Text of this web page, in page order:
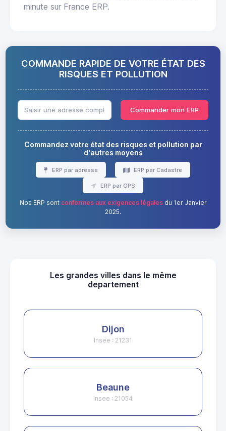
minute sur France ERP.
COMMANDE RAPIDE DE VOTRE ÉTAT DES
RISQUES ET POLLUTION
Commander mon ERP
Commandez votre état des risques et pollution par
d'autres moyens
ERP par adresse ERP par Cadastre
ERP par GPS
Nos ERP sont conformes aux exigences légalesdu 1er Janvier
2025.
Les grandes villes dans le même
departement
Dijon
Insee : 21231
Beaune
Insee : 21054